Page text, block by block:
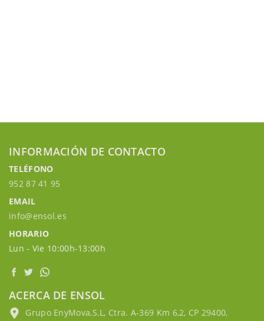
INFORMACIÓN DE CONTACTO
TELÉFONO
952 87 41 95
EMAIL
info@ensol.es
HORARIO
Lun - Vie 10:00h-13:00h
ACERCA DE ENSOL
Grupo EnyMova,S.L, Ctra. A-369 Km 6,2, CP 29400,